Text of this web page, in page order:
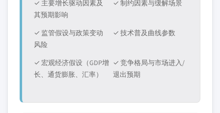
✓ 主要增长驱动因素及
其预期影响
✓ 制约因素与缓解场景
✓ 监管假设与政策变动
风险
✓ 技术普及曲线参数
✓ 宏观经济假设（GDP增
长、通货膨胀、汇率）
✓ 竞争格局与市场进入/
退出预期